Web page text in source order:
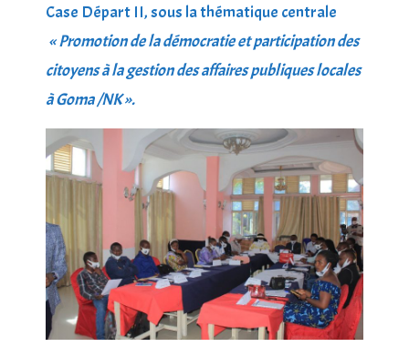
Case Départ II, sous la thématique centrale
« Promotion de la démocratie et participation des
citoyens à la gestion des affaires publiques locales
à Goma /NK ».